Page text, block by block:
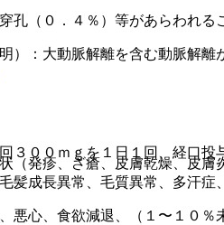
（０．４％）等があらわれる
：大動脈解離を含む動脈解離
発疹、ざ瘡、皮膚乾燥、皮膚
髪成長異常、毛質異常、多汗症
心、食欲減退、（１〜１０
３００ｍｇを１日１回、経口投